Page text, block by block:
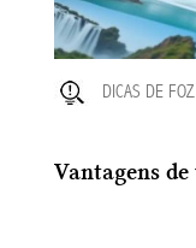
DICAS DE FOZ